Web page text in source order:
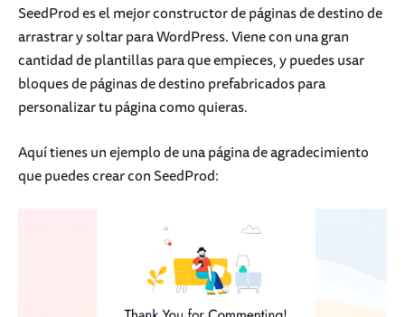
SeedProd es el mejor constructor de páginas de destino de
arrastrar y soltar para WordPress. Viene con una gran
cantidad de plantillas para que empieces, y puedes usar
bloques de páginas de destino prefabricados para
personalizar tu página como quieras.
Aquí tienes un ejemplo de una página de agradecimiento
que puedes crear con SeedProd: